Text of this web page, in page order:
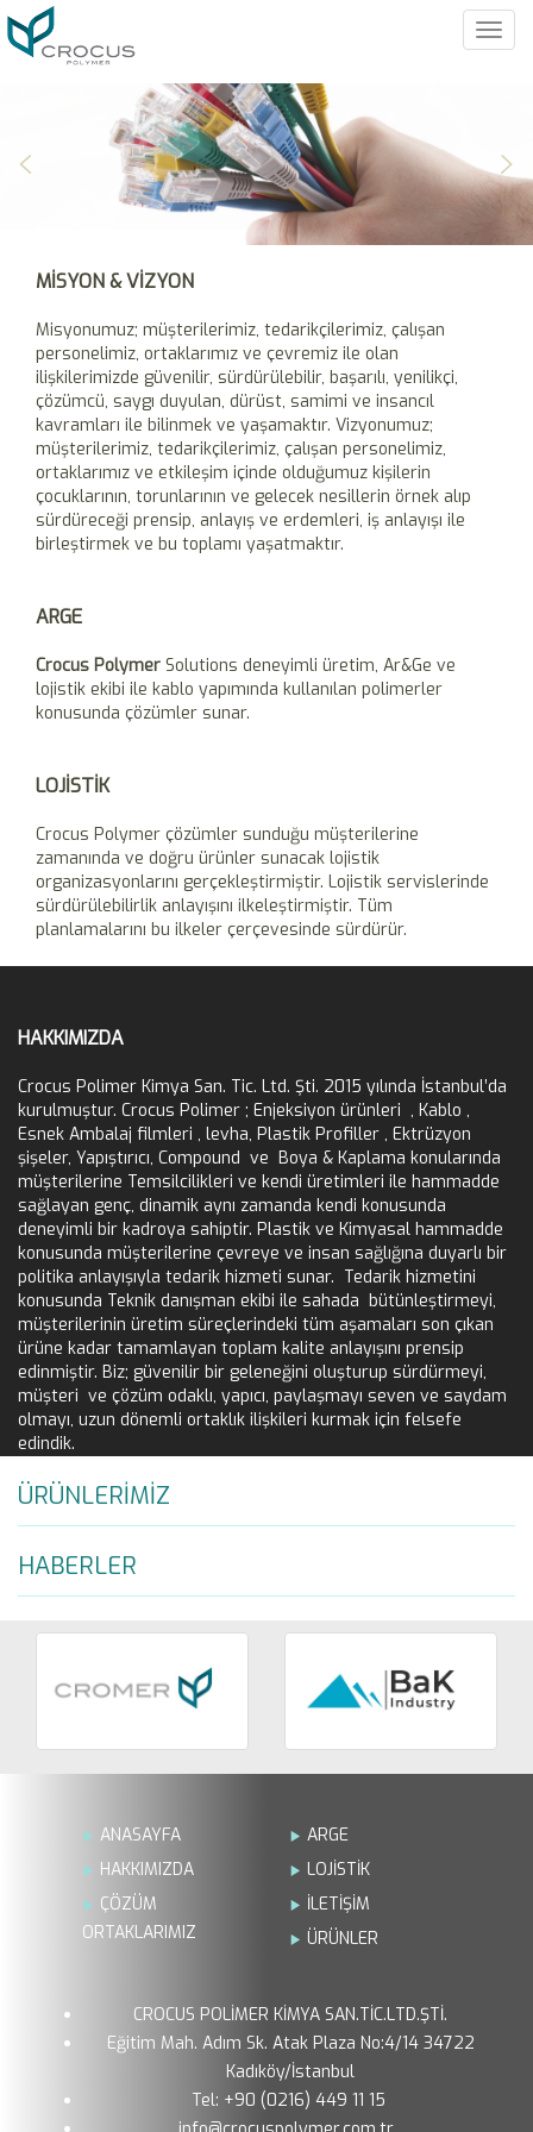
MENÜ
MİSYON & VİZYON
Misyonumuz; müşterilerimiz, tedarikçilerimiz, çalışan
personelimiz, ortaklarımız ve çevremiz ile olan
ilişkilerimizde güvenilir, sürdürülebilir, başarılı, yenilikçi,
çözümcü, saygı duyulan, dürüst, samimi ve insancıl
kavramları ile bilinmek ve yaşamaktır. Vizyonumuz;
müşterilerimiz, tedarikçilerimiz, çalışan personelimiz,
ortaklarımız ve etkileşim içinde olduğumuz kişilerin
çocuklarının, torunlarının ve gelecek nesillerin örnek alıp
sürdüreceği prensip, anlayış ve erdemleri, iş anlayışı ile
birleştirmek ve bu toplamı yaşatmaktır.
ARGE
Crocus Polymer Solutions deneyimli üretim, Ar&Ge ve
lojistik ekibi ile kablo yapımında kullanılan polimerler
konusunda çözümler sunar.
LOJİSTİK
Crocus Polymer çözümler sunduğu müşterilerine
zamanında ve doğru ürünler sunacak lojistik
organizasyonlarını gerçekleştirmiştir. Lojistik servislerinde
sürdürülebilirlik anlayışını ilkeleştirmiştir. Tüm
planlamalarını bu ilkeler çerçevesinde sürdürür.
HAKKIMIZDA
Crocus Polimer Kimya San. Tic. Ltd. Şti. 2015 yılında İstanbul’da
kurulmuştur. Crocus Polimer ; Enjeksiyon ürünleri , Kablo ,
Esnek Ambalaj filmleri , levha, Plastik Profiller , Ektrüzyon
şişeler, Yapıştırıcı, Compound ve Boya & Kaplama konularında
müşterilerine Temsilcilikleri ve kendi üretimleri ile hammadde
sağlayan genç, dinamik aynı zamanda kendi konusunda
deneyimli bir kadroya sahiptir. Plastik ve Kimyasal hammadde
konusunda müşterilerine çevreye ve insan sağlığına duyarlı bir
politika anlayışıyla tedarik hizmeti sunar. Tedarik hizmetini
konusunda Teknik danışman ekibi ile sahada bütünleştirmeyi,
müşterilerinin üretim süreçlerindeki tüm aşamaları son çıkan
ürüne kadar tamamlayan toplam kalite anlayışını prensip
edinmiştir. Biz; güvenilir bir geleneğini oluşturup sürdürmeyi,
müşteri ve çözüm odaklı, yapıcı, paylaşmayı seven ve saydam
olmayı, uzun dönemli ortaklık ilişkileri kurmak için felsefe
edindik.
ÜRÜNLERİMİZ
HABERLER
ANASAYFA
ARGE
HAKKIMIZDA
LOJİSTİK
ÇÖZÜM
ORTAKLARIMIZ
İLETİŞİM
ÜRÜNLER
CROCUS POLİMER KİMYA SAN.TİC.LTD.ŞTİ.
Eğitim Mah. Adım Sk. Atak Plaza No:4/14 34722
Kadıköy/İstanbul
Tel: +90 (0216) 449 11 15